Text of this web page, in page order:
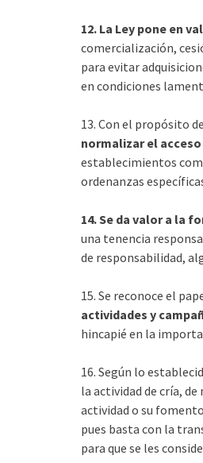
12. La Ley pone en
comercialización,
para evitar
en condiciones
13. Con el propósito
normalizar el
establecimientos
ordenanzas
14. Se da valor a la
una tenencia
de responsabilidad,
15. Se reconoce el
actividades y
hincapié en la
16. Según lo
la actividad de cría,
actividad o su
pues basta con la
para que se les